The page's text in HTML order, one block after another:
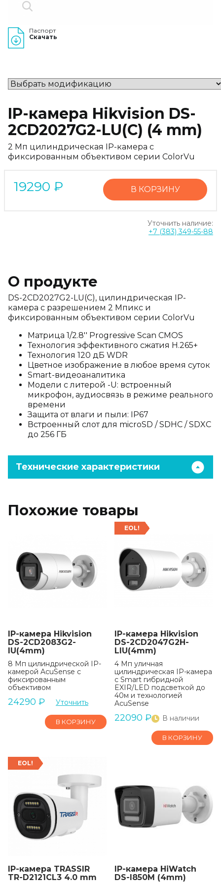
Паспорт
Скачать
IP-камера Hikvision DS-
2CD2027G2-LU(C) (4 mm)
2 Мп цилиндрическая IP-камера с
фиксированным объективом серии ColorVu
19290 ₽ В КОРЗИНУ
Уточнить наличие:
+7 (383) 349-55-88
О продукте
DS-2CD2027G2-LU(C), цилиндрическая IP-
камера с разрешением 2 Мпикс и
фиксированным объективом серии ColorVu
Матрица 1/2.8'' Progressive Scan CMOS
Технология эффективного сжатия H.265+
Технология 120 дБ WDR
Цветное изображение в любое время суток
Smart-видеоаналитика
Модели с литерой -U: встроенный
микрофон, аудиосвязь в режиме реального
времени
Защита от влаги и пыли: IP67
Встроенный слот для microSD / SDHC / SDXC
до 256 ГБ
Технические характеристики
Похожие товары
IP-камера Hikvision
DS-2CD2083G2-
IU(4mm)
8 Мп цилиндрической IP-
камерой AcuSense с
фиксированным
объективом
24290 ₽ Уточнить
В КОРЗИНУ
EOL!
IP-камера Hikvision
DS-2CD2047G2H-
LIU(4mm)
4 Мп уличная
цилиндрическая IP-камера
с Smart гибридной
EXIR/LED подсветкой до
40м и технологией
AcuSense
22090 ₽ В наличии
В КОРЗИНУ
EOL!
IP-камера TRASSIR
TR-D2121CL3 4.0 mm
IP-камера HiWatch
DS-I850M (4mm)